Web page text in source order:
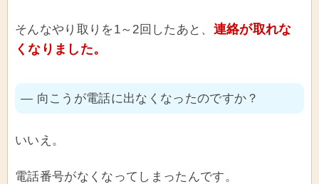
そんなやり取りを1～2回したあと、 連絡が取れな
くなりました。
― 向こうが電話に出なくなったのですか？
いいえ。
電話番号がなくなってしまったんです。